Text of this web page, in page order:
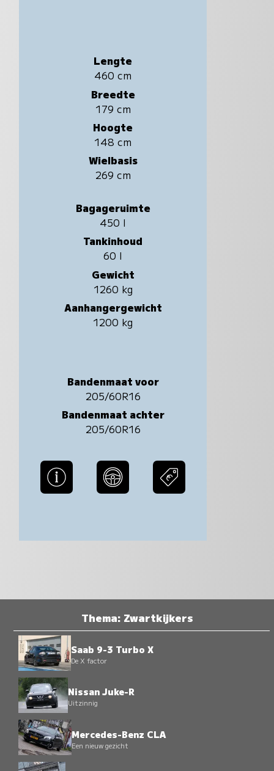
Lengte
460 cm
Breedte
179 cm
Hoogte
148 cm
Wielbasis
269 cm
Bagageruimte
450 l
Tankinhoud
60 l
Gewicht
1260 kg
Aanhangergewicht
1200 kg
Bandenmaat voor
205/60R16
Bandenmaat achter
205/60R16
Thema: Zwartkijkers
Saab 9-3 Turbo X
De X factor
Nissan Juke-R
Uitzinnig
Mercedes-Benz CLA
Een nieuw gezicht